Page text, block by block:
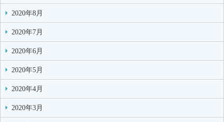
2020年8月
2020年7月
2020年6月
2020年5月
2020年4月
2020年3月